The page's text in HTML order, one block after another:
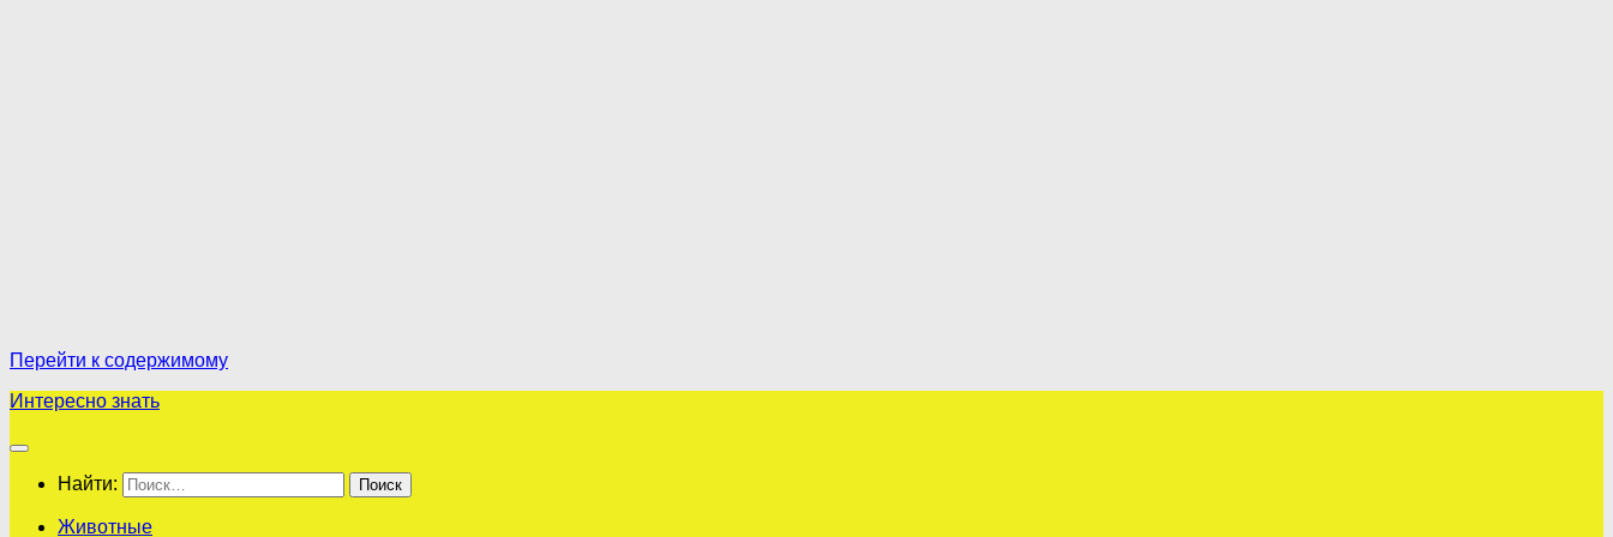
Перейти к содержимому
Интересно знать
Найти:
Животные